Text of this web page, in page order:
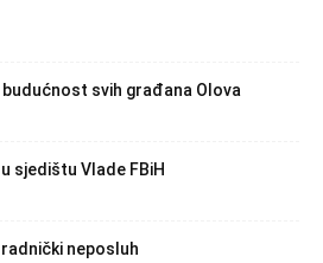
svih građana Olova
sjedištu Vlade FBiH
neposluh